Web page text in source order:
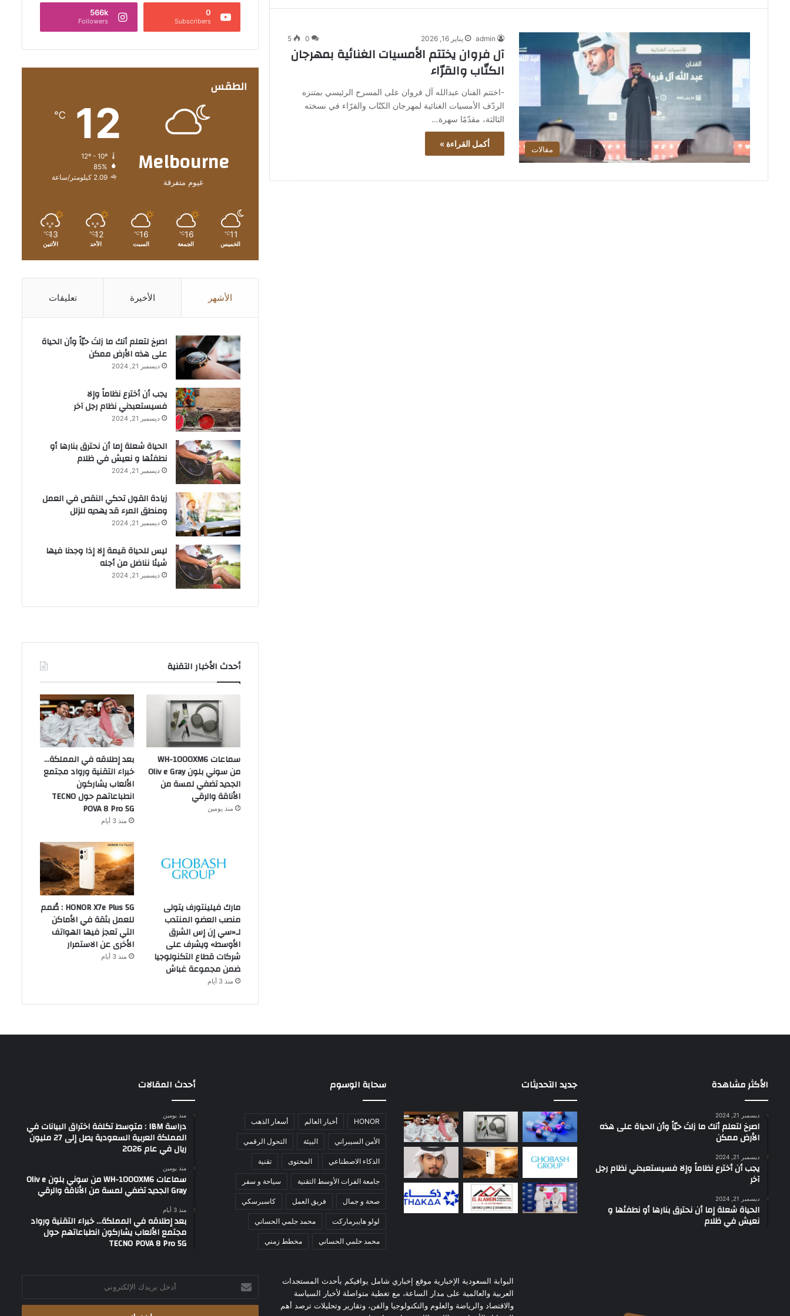
مقالات
admin يناير 16, 2026 0
5
آل فروان يختتم الأمسيات الغنائية بمهرجان
الكتّاب والقرّاء
-اختتم الفنان عبدالله آل فروان على المسرح الرئيسي بمتنزه
الردّف الأمسيات الغنائية لمهرجان الكتّاب والقرّاء في نسخته
الثالثة، مقدّمًا سهرة…
أكمل القراءة »
0
Subscribers
566k
Followers
الطقس
Melbourne
غيوم متفرقة
12
℃
12º - 10º
85%
2.09 كيلومتر/ساعة
11
℃
الخميس
16
℃
الجمعة
16
℃
السبت
12
℃
الأحد
13
℃
الأثنين
الأشهر الأخيرة تعليقات
‫اصرخ لتعلم أنك ما زلتَ حيّاً وأن الحياة
على هذه الأرض ممكن
ديسمبر 21, 2024
يجب أن أخترع نظاماً وإلا
فسيستعبدني نظام رجل آخر
ديسمبر 21, 2024
الحياة شعلة إما أن نحترق بنارها أو
نطفئها و نعيش في ظلام
ديسمبر 21, 2024
زيادة القول تحكي النقص في العمل
ومنطق المرء قد يهديه للزلل
ديسمبر 21, 2024
ليس للحياة قيمة إلا إذا وجدنا فيها
شيئا نناضل من أجله
ديسمبر 21, 2024
أحدث الأخبار التقنية
سماعات WH-1000XM6
من سوني بلون Oliv e Gray
الجديد تضفي لمسة من
الأناقة والرقي
منذ يومين
بعد إطلاقه في المملكة…
خبراء التقنية ورواد مجتمع
الألعاب يشاركون
انطباعاتهم حول TECNO
POVA 8 Pro 5G
منذ 3 أيام
مارك فيلينتورف يتولى
منصب العضو المنتدب
لـ«سي إن إس الشرق
الأوسط» ويشرف على
شركات قطاع التكنولوجيا
ضمن مجموعة غباش
منذ 3 أيام
HONOR X7e Plus 5G : صُمم
للعمل بثقة في الأماكن
التي تعجز فيها الهواتف
الأخرى عن الاستمرار
منذ 3 أيام
الأكثر مشاهدة
ديسمبر 21, 2024
‫اصرخ لتعلم أنك ما زلتَ حيّاً وأن الحياة على هذه
الأرض ممكن
ديسمبر 21, 2024
يجب أن أخترع نظاماً وإلا فسيستعبدني نظام رجل
آخر
ديسمبر 21, 2024
الحياة شعلة إما أن نحترق بنارها أو نطفئها و
نعيش في ظلام
جديد التحديثات سحابة الوسوم
HONOR أخبار العالم أسعار الذهب
الأمن السيبراني البيئة التحول الرقمي
الذكاء الاصطناعي المحتوى تقنية
جامعة الفرات الأوسط التقنية سياحة و سفر
صحة و جمال فريق العمل كاسبرسكي
لولو هايبرماركت محمد جلمي الحساني
محمد حلمي الحساني مخطط زمني
أحدث المقالات
منذ يومين
دراسة IBM : متوسط تكلفة اختراق البيانات في
المملكة العربية السعودية يصل إلى 27 مليون
ريال في عام 2026
منذ يومين
سماعات WH-1000XM6 من سوني بلون Oliv e
Gray الجديد تضفي لمسة من الأناقة والرقي
منذ 3 أيام
بعد إطلاقه في المملكة… خبراء التقنية ورواد
مجتمع الألعاب يشاركون انطباعاتهم حول
TECNO POVA 8 Pro 5G
البوابة السعودية الإخبارية موقع إخباري شامل يوافيكم بأحدث المستجدات
العربية والعالمية على مدار الساعة، مع تغطية متواصلة لأخبار السياسة
والاقتصاد والرياضة والعلوم والتكنولوجيا والفن، وتقارير وتحليلات ترصد أهم
بريدك
الإلكتروني